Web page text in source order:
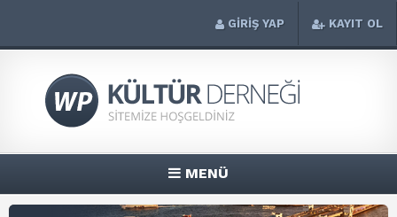
GİRİŞ YAP KAYIT OL
MENÜ